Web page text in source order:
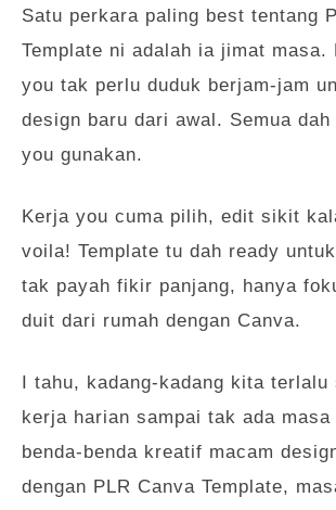
Satu perkara paling best tentang
Template ni adalah ia jimat masa.
you tak perlu duduk berjam-jam
design baru dari awal. Semua
you gunakan.
Kerja you cuma pilih, edit sikit
voila! Template tu dah ready
tak payah fikir panjang, hanya
duit dari rumah dengan Canva.
I tahu, kadang-kadang kita terlalu
kerja harian sampai tak ada masa
benda-benda kreatif macam
dengan PLR Canva Template,